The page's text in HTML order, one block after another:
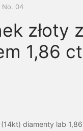
No. 04
złoty z
1,86
diamenty lab